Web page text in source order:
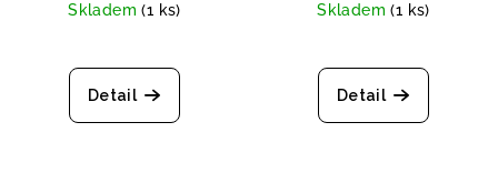
Skladem(1 ks)
Detail
Skladem(1 ks)
Detail